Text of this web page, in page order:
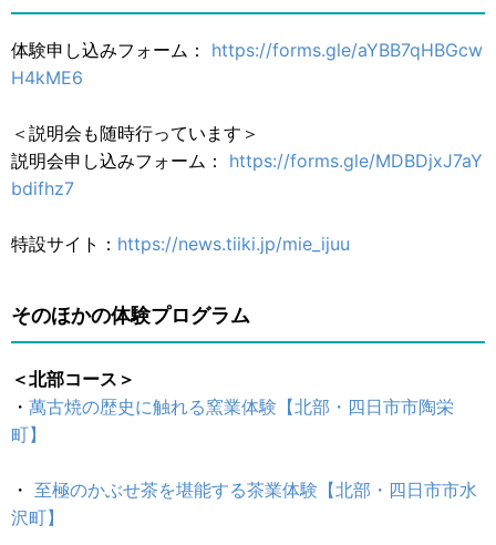
体験申し込みフォーム： https://forms.gle/aYBB7qHBGcw
H4kME6
＜説明会も随時行っています＞
説明会申し込みフォーム： https://forms.gle/MDBDjxJ7aY
bdifhz7
特設サイト： https://news.tiiki.jp/mie_ijuu
そのほかの体験プログラム
＜北部コース＞
・ 萬古焼の歴史に触れる窯業体験【北部・四日市市陶栄
町】
・ 至極のかぶせ茶を堪能する茶業体験【北部・四日市市水
沢町】